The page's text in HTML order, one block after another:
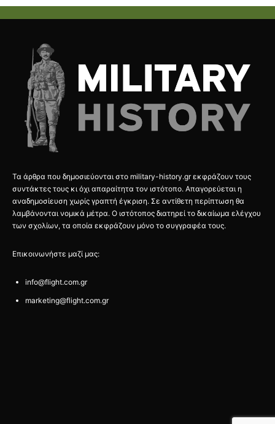
Τα άρθρα που δημοσιεύονται στο military-history.gr εκφράζουν τους
συντάκτες τους κι όχι απαραίτητα τον ιστότοπο. Απαγορεύεται η
αναδημοσίευση χωρίς γραπτή έγκριση. Σε αντίθετη περίπτωση θα
λαμβάνονται νομικά μέτρα. Ο ιστότοπος διατηρεί το δικαίωμα ελέγχου
των σχολίων, τα οποία εκφράζουν μόνο το συγγραφέα τους.
Επικοινωνήστε μαζί μας:
info@flight.com.gr
marketing@flight.com.gr